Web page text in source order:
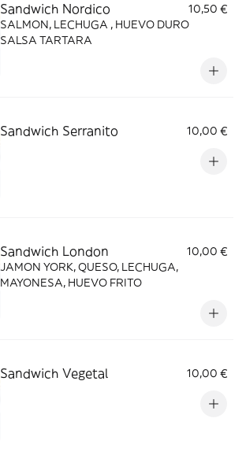
Sandwich Nordico
10,50 €
SALMON, LECHUGA , HUEVO DURO
SALSA TARTARA
Sandwich Serranito 10,00 €
Sandwich London
10,00 €
JAMON YORK, QUESO, LECHUGA,
MAYONESA, HUEVO FRITO
Sandwich Vegetal 10,00 €